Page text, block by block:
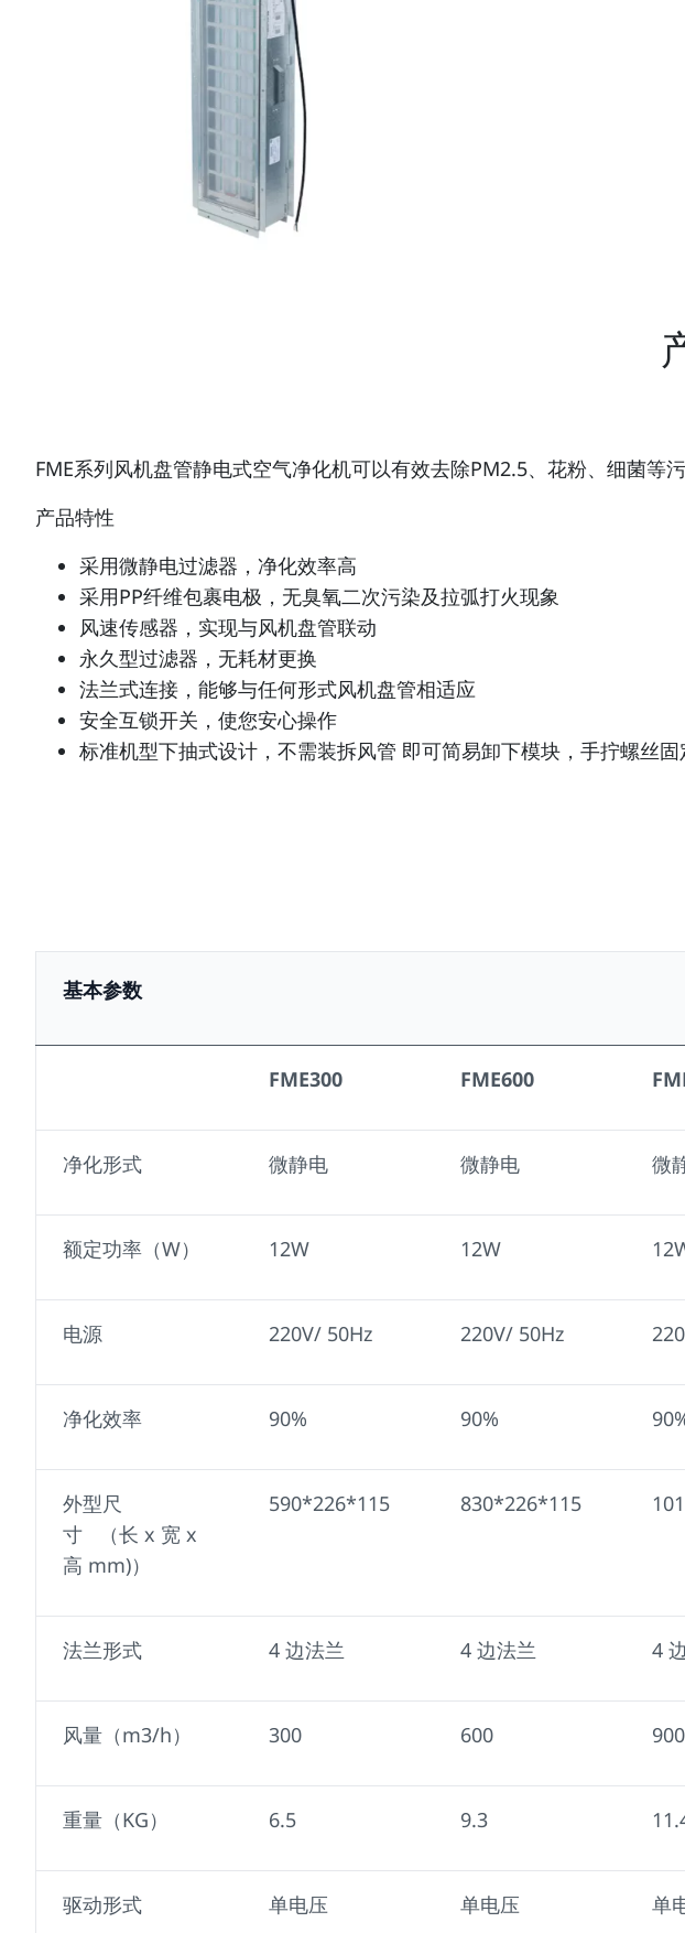
FME系列风机盘管静电式空气净化机可以有效去除PM2.5、花粉、细菌等
产品特性
采用微静电过滤器，净化效率高
采用PP纤维包裹电极，无臭氧二次污染及拉弧打火现象
风速传感器，实现与风机盘管联动
永久型过滤器，无耗材更换
法兰式连接，能够与任何形式风机盘管相适应
安全互锁开关，使您安心操作
标准机型下抽式设计，不需装拆风管 即可简易卸下模块，手拧螺丝
基本参数
FME300 FME600
净化形式 微静电 微静电 微
额定功率（W） 12W 12W
电源 220V/ 50Hz 220V/ 50Hz
净化效率 90% 90%
外型尺
寸 （长 x 宽 x
高 mm)）
590*226*115 830*226*115
法兰形式 4 边法兰 4 边法兰 4
风量（m3/h） 300 600 900
重量（KG） 6.5 9.3
驱动形式 单电压 单电压 单